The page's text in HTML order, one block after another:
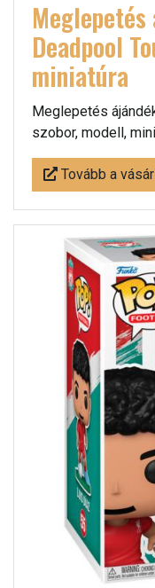
Deadpool
miniatúra
Meglepetés
szobor, modell,
Tovább a